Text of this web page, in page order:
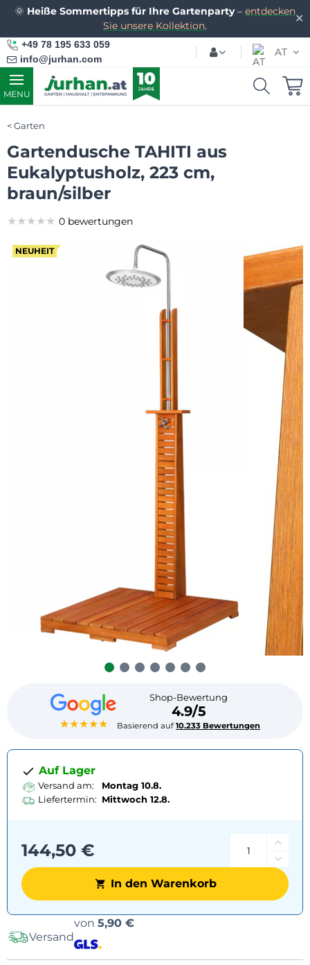
✕
🌞 Heiße Sommertipps für Ihre Gartenparty– entdecken
Sie unsere Kollektion.
+49 78 195 633 059
info@jurhan.com
AT
MENU
Garten
Gartendusche TAHITI aus
Eukalyptusholz, 223 cm,
braun/silber
NEUHEIT
★★★★★
Shop-Bewertung
4.9/5
Basierend auf10.233 Bewertungen
★★★★★
★★★★★
★★★★★ 0 bewertungen
Auf Lager
Versand am:
Montag 10.8.
Liefertermin: Mittwoch 12.8.
144,50 €
In den Warenkorb
Versand
von 5,90 €